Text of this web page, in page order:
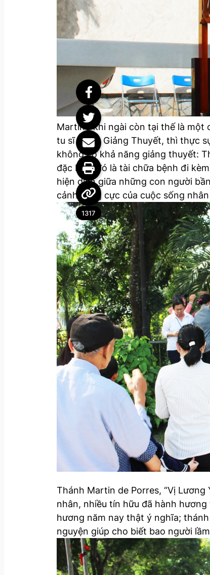
Martinô khi ngài còn tại thế là một
tu sĩ Dòng Giảng Thuyết, thì thực
không có khả năng giảng thuyết:
đặc biệt, đó là tài chữa bệnh đi
hiện diện giữa những con người
cảnh cùng cực của cuộc sống
Thánh Martin de Porres, “Vị
nhân, nhiều tín hữu đã hành
hương năm nay thật ý nghĩa;
nguyện giúp cho biết bao người
1317